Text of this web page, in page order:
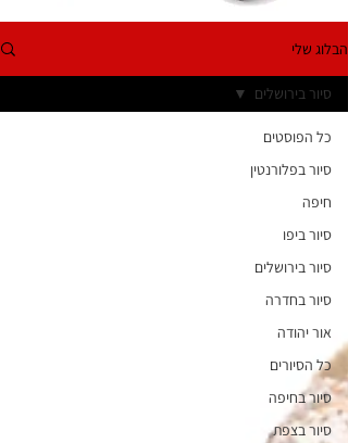
הבלוג שלי
כל הפוסטים
סיור בפלורנטין
חיפה
סיור ביפו
סיור בירושלים
סיור בחדרה
אור יהודה
כל הסיורים
סיור בחיפה
סיור בצפת
סיור בירושלים